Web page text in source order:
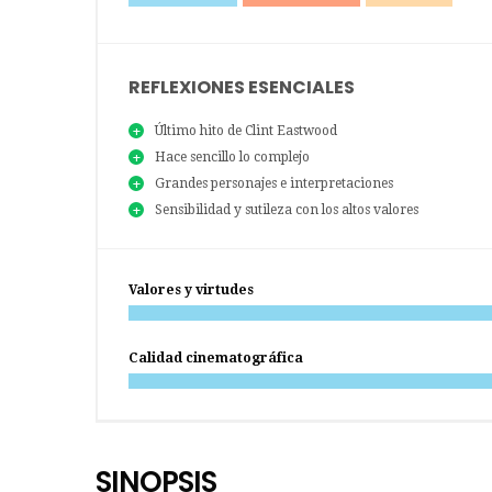
REFLEXIONES ESENCIALES
Último hito de Clint Eastwood
Hace sencillo lo complejo
Grandes personajes e interpretaciones
Sensibilidad y sutileza con los altos valores
Valores y virtudes
Calidad cinematográfica
SINOPSIS